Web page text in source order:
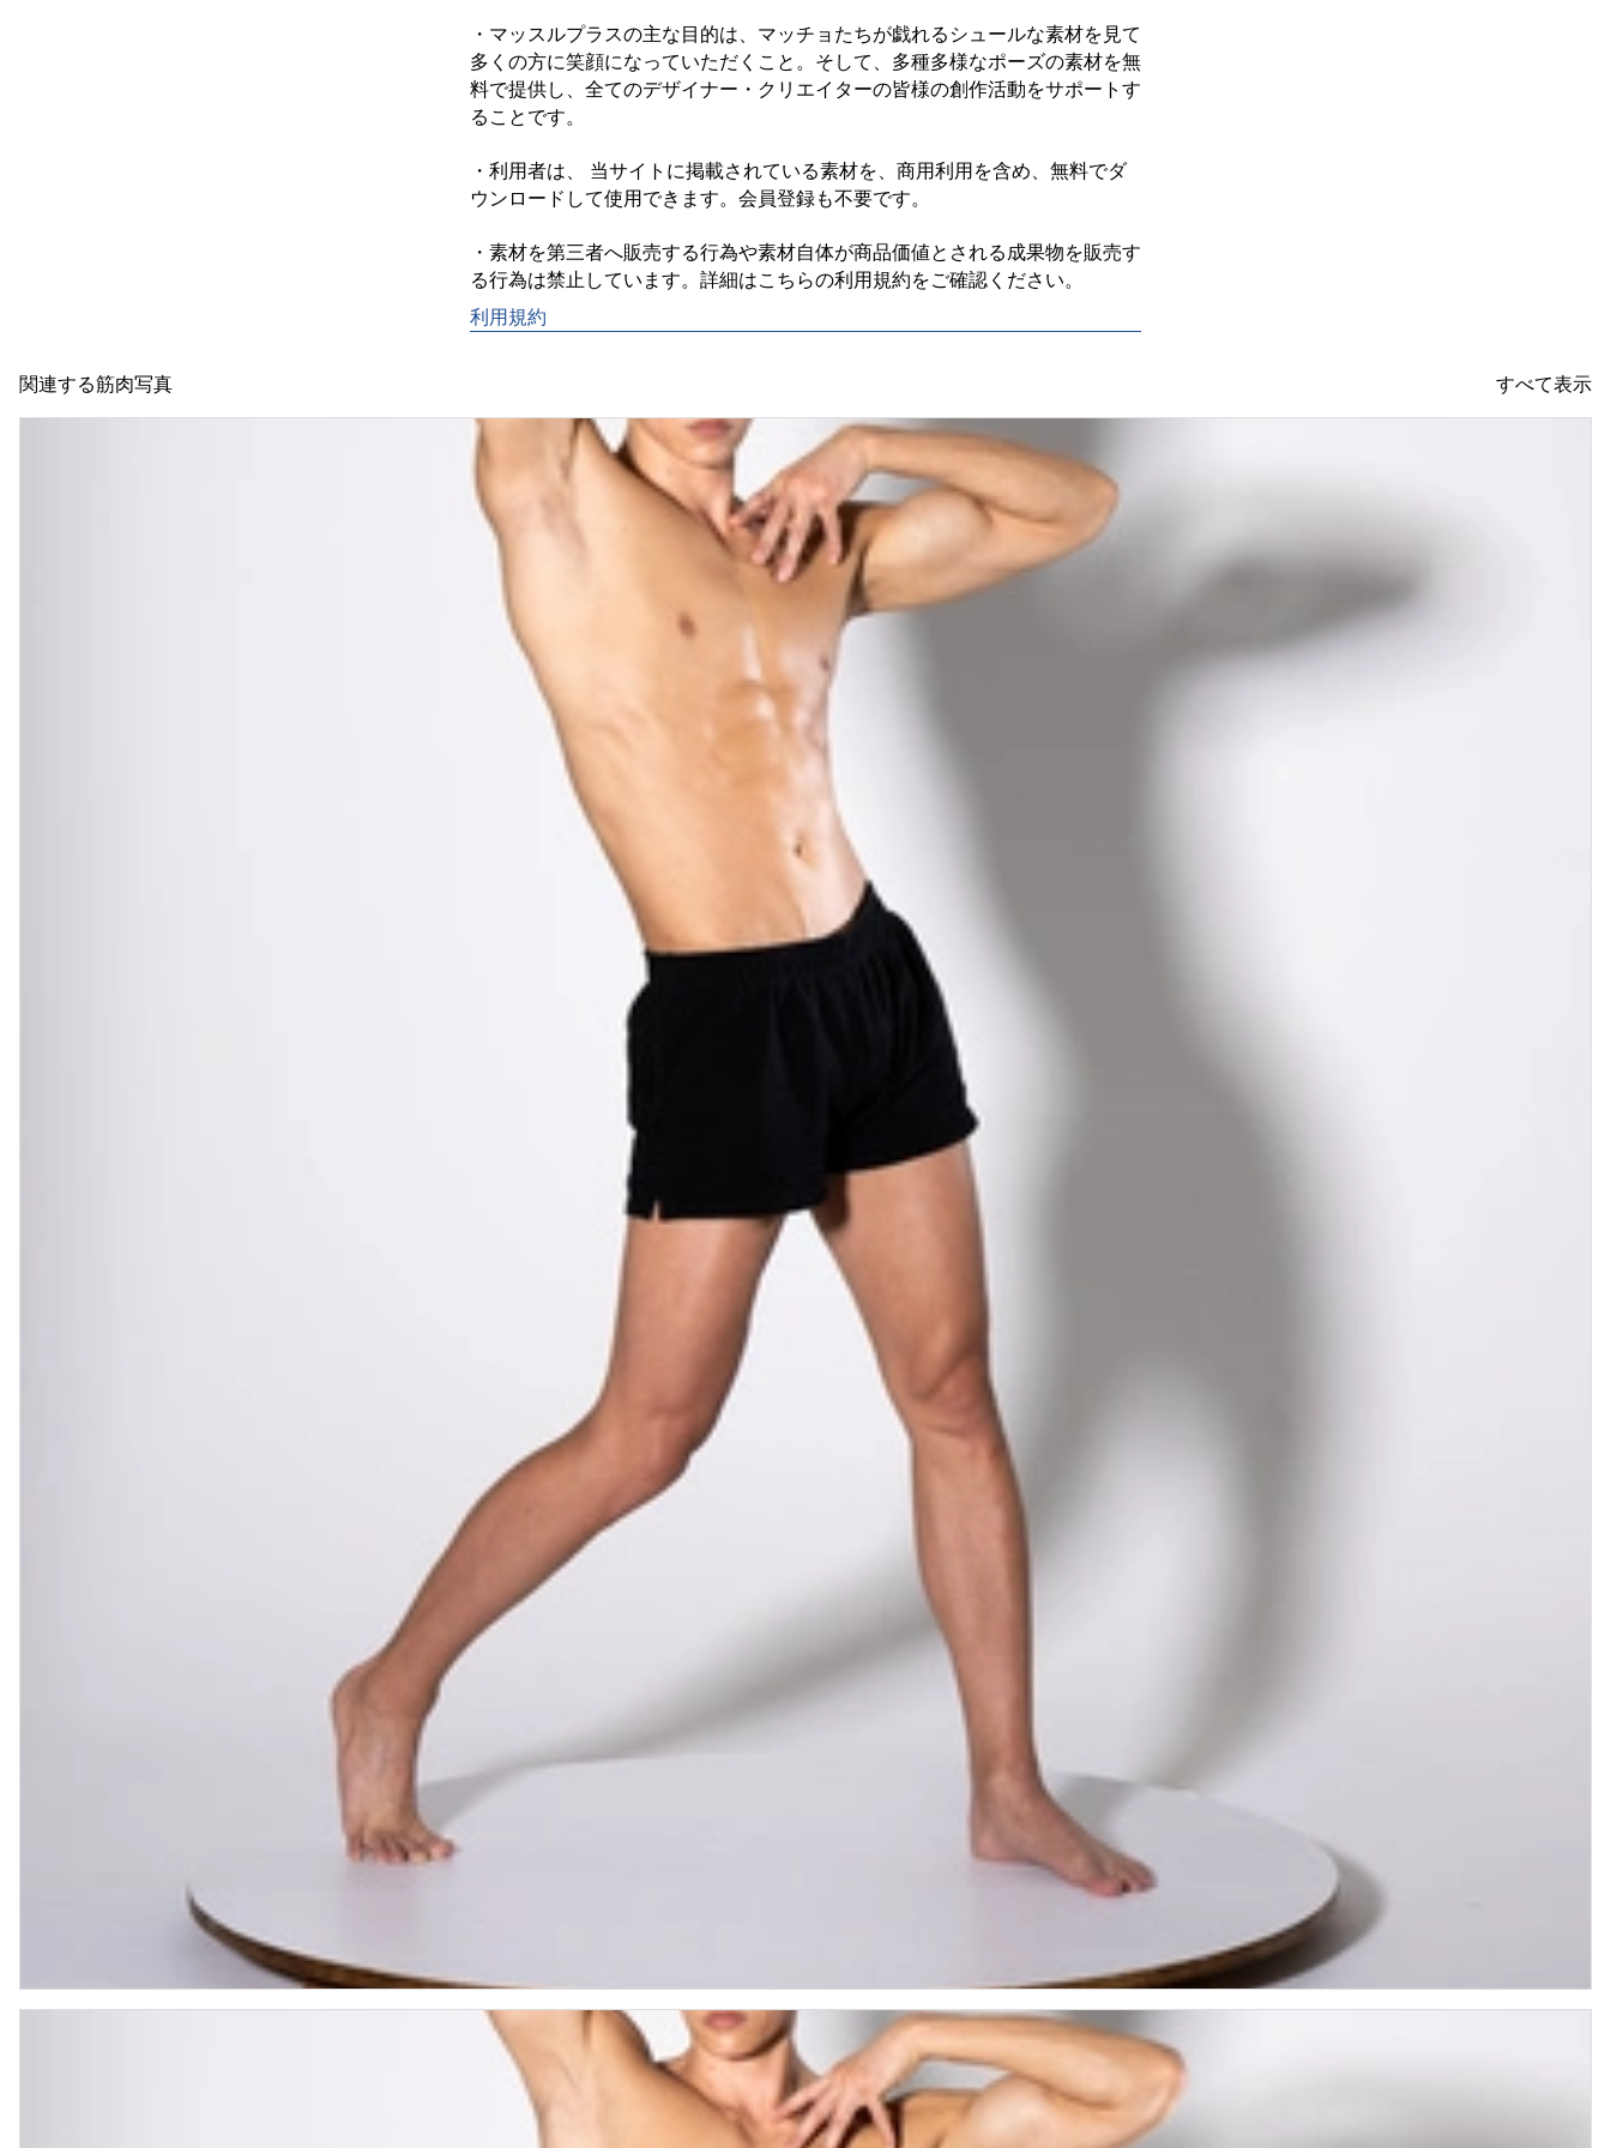
・マッスルプラスの主な目的は、マッチョたちが戯れるシュールな素材を見て
多くの方に笑顔になっていただくこと。そして、多種多様なポーズの素材を無
料で提供し、全てのデザイナー・クリエイターの皆様の創作活動をサポートす
ることです。
・利用者は、 当サイトに掲載されている素材を、商用利用を含め、無料でダ
ウンロードして使用できます。会員登録も不要です。
・素材を第三者へ販売する行為や素材自体が商品価値とされる成果物を販売す
利用規約
関連する筋肉写真 すべて表示